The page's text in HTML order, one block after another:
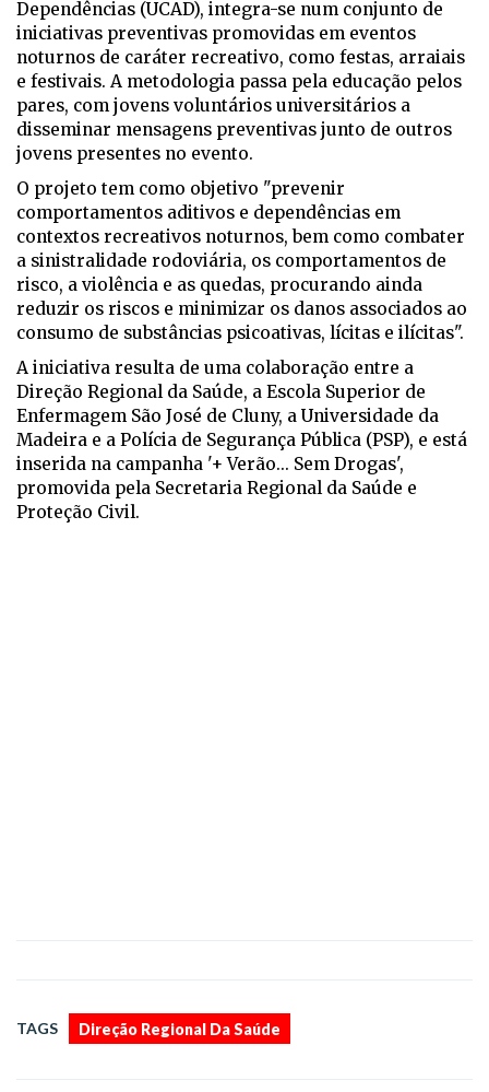
Dependências (UCAD), integra-se num conjunto de
iniciativas preventivas promovidas em eventos
noturnos de caráter recreativo, como festas, arraiais
e festivais. A metodologia passa pela educação pelos
pares, com jovens voluntários universitários a
disseminar mensagens preventivas junto de outros
jovens presentes no evento.
O projeto tem como objetivo "prevenir
comportamentos aditivos e dependências em
contextos recreativos noturnos, bem como combater
a sinistralidade rodoviária, os comportamentos de
risco, a violência e as quedas, procurando ainda
reduzir os riscos e minimizar os danos associados ao
consumo de substâncias psicoativas, lícitas e ilícitas".
A iniciativa resulta de uma colaboração entre a
Direção Regional da Saúde, a Escola Superior de
Enfermagem São José de Cluny, a Universidade da
Madeira e a Polícia de Segurança Pública (PSP), e está
inserida na campanha '+ Verão... Sem Drogas',
promovida pela Secretaria Regional da Saúde e
Proteção Civil.
TAGS Direção Regional Da Saúde